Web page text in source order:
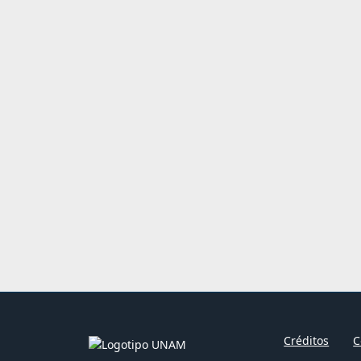
Créditos